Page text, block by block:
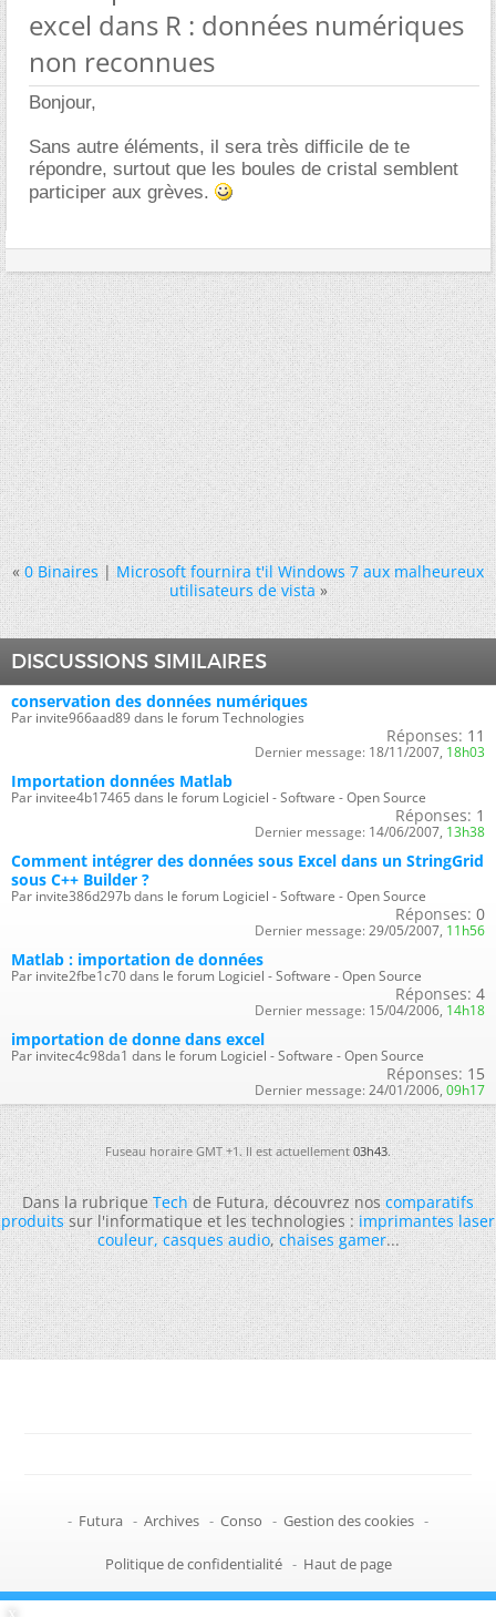
excel dans R : données numériques
non reconnues
Bonjour,
Sans autre éléments, il sera très difficile de te
répondre, surtout que les boules de cristal semblent
participer aux grèves.
« 0 Binaires|Microsoft fournira t'il Windows 7 aux malheureux
utilisateurs de vista »
DISCUSSIONS SIMILAIRES
conservation des données numériques
Par invite966aad89 dans le forum Technologies
Réponses: 11
Dernier message: 18/11/2007, 18h03
Importation données Matlab
Par invitee4b17465 dans le forum Logiciel - Software - Open Source
Réponses: 1
Dernier message: 14/06/2007, 13h38
Comment intégrer des données sous Excel dans un StringGrid
sous C++ Builder ?
Par invite386d297b dans le forum Logiciel - Software - Open Source
Réponses: 0
Dernier message: 29/05/2007, 11h56
Matlab : importation de données
Par invite2fbe1c70 dans le forum Logiciel - Software - Open Source
Réponses: 4
Dernier message: 15/04/2006, 14h18
importation de donne dans excel
Par invitec4c98da1 dans le forum Logiciel - Software - Open Source
Réponses: 15
Dernier message: 24/01/2006, 09h17
Fuseau horaire GMT +1. Il est actuellement03h43.
Dans la rubriqueTechde Futura, découvrez noscomparatifs
produitssur l'informatique et les technologies :imprimantes laser
couleur,casques audio,chaises gamer...
- Futura - Archives - Conso - Gestion des cookies -
Politique de confidentialité - Haut de page